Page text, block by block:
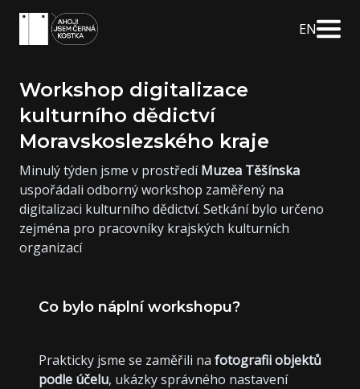
EN
Workshop digitalizace
kulturního dědictví
Moravskoslezského kraje
Minulý týden jsme v prostředíMuzea Těšínska
uspořádali odborný workshop zaměřený na
digitalizaci kulturního dědictví. Setkání bylo určeno
zejména pro pracovníky krajských kulturních
organizací
Co bylo náplní workshopu?
Prakticky jsme se zaměřili na fotografii objektů
podle účelu, ukázky správného nastavení